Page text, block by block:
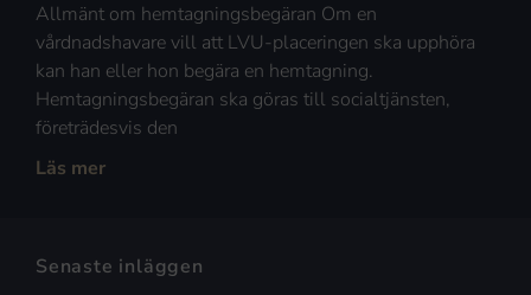
Allmänt om hemtagningsbegäran Om en
vårdnadshavare vill att LVU-placeringen ska upphöra
kan han eller hon begära en hemtagning.
Hemtagningsbegäran ska göras till socialtjänsten,
företrädesvis den
Läs mer
Senaste inläggen